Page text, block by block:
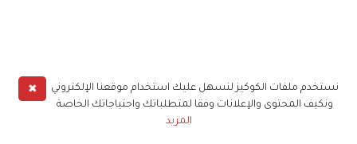
✖
نستخدم ملفات الكوكيز لنسهل عليك استخدام موقعنا الإلكتروني
ونكيف المحتوى والإعلانات وفقا لمتطلباتك واحتياجاتك الخاصة
المزيد